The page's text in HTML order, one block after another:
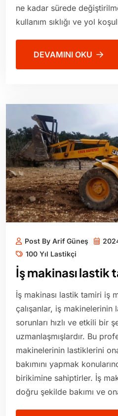
ne kadar sürede
kullanım sıklığı ve yol
DEVAMINI OKU
Post By Arif Güneş
100 Yıl Lastikçi
İş makinası lastik
İş makinası lastik tamiri iş
çalışanlar, iş makinelerinin
sorunları hızlı ve etkili bir
uzmanlaşmışlardır. Bu
makinelerinin lastiklerini
bakımını yapmak
birikimine sahiptirler. İş
doğru şekilde bakımı ve